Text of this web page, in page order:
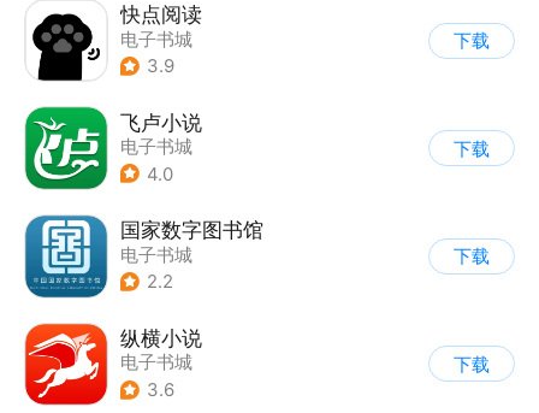
快点阅读
电子书城
3.9
下载
飞卢小说
电子书城
4.0
下载
国家数字图书馆
电子书城
2.2
下载
纵横小说
电子书城
3.6
下载